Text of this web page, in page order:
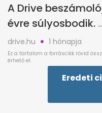
A Drive
évre súlyosbodik.
drive.hu 1 hónapja
Eredeti